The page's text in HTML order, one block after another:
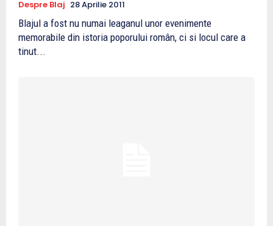
Despre Blaj 28 Aprilie 2011
Blajul a fost nu numai leaganul unor evenimente
memorabile din istoria poporului român, ci si locul care a
tinut...